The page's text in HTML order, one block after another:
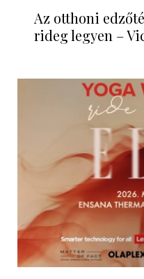
Az otthoni
rideg legyen –